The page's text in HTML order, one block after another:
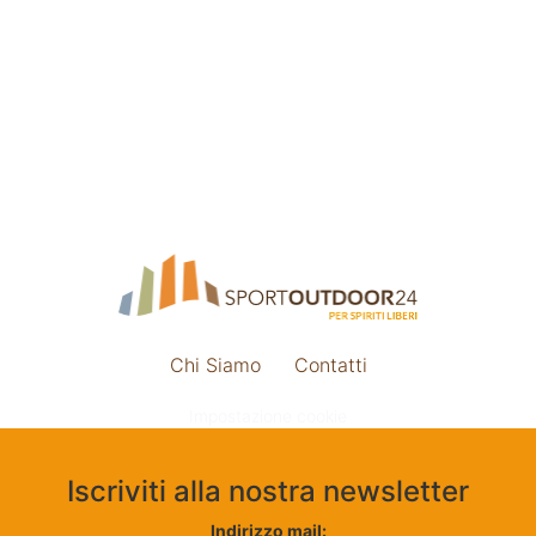
Chi Siamo Contatti
Iscriviti alla nostra newsletter
Indirizzo mail: